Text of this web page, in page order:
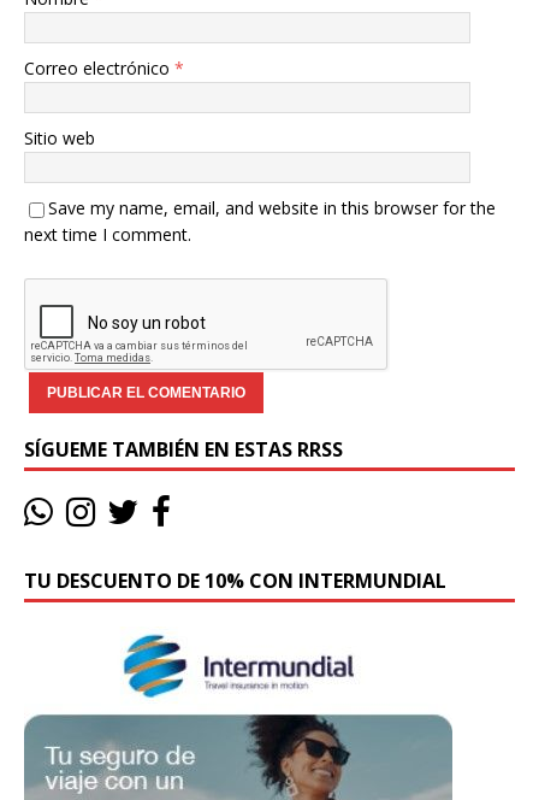
Correo electrónico *
Sitio web
Save my name, email, and website in this browser for the
next time I comment.
SÍGUEME TAMBIÉN EN ESTAS RRSS
TU DESCUENTO DE 10% CON INTERMUNDIAL